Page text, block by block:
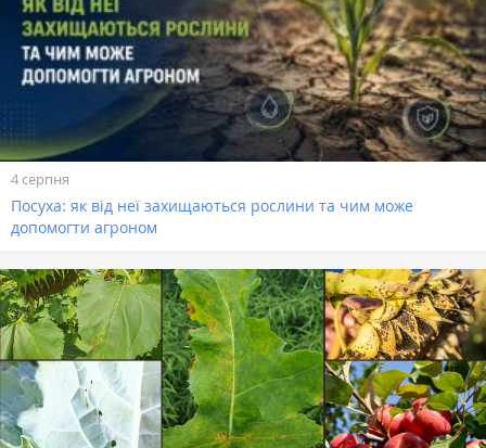
4 серпня
Посуха: як від неї захищаються рослини та чим може
допомогти агроном